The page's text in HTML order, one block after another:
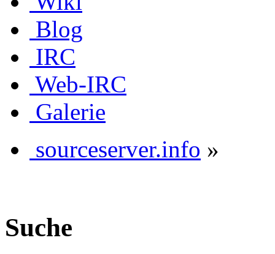
Blog
IRC
Web-IRC
Galerie
sourceserver.info »
Suche